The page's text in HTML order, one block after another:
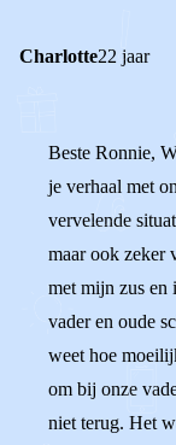
Charlotte22 jaar
Beste Ronnie,
je verhaal met
vervelende
maar ook zeker
met mijn zus en
vader en oude
weet hoe
om bij onze
niet terug. Het